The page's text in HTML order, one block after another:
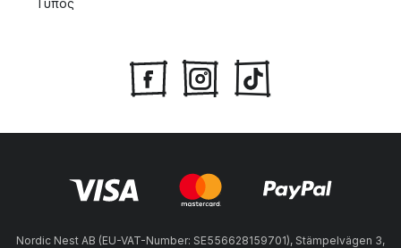
Τύπος
Nordic Nest AB (EU-VAT-Number: SE556628159701), Stämpelvägen 3,